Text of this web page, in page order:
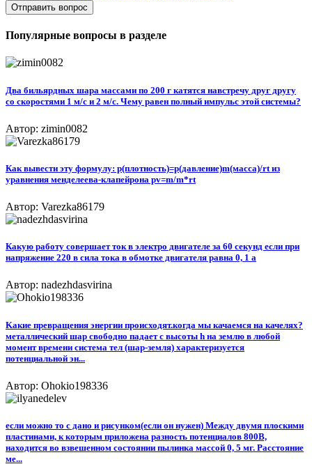
Отправить вопрос
Популярные вопросы в разделе
Два бильярдных шара массами по 200 г катятся навстречу друг другу
со скоростями 1 м/с и 2 м/с. Чему равен полный импульс этой системы?
Автор: zimin0082
Как вывести эту формулу: р(плотность)=p(давление)m(масса)/rt из
уравнения менделеева-клапейрона pv=m/m*rt
Автор: Varezka86179
Какую работу совершает ток в электро двигателе за 60 секунд если при
напряжение 220 в сила тока в обмотке двигателя равна 0, 1 а
Автор: nadezhdasvirina
Kaкие превращения энергии происходят.когда мы качаемся на качелях?
металлический шар свободно падает с высоты h на землю в любой
момент времени система тел (шар-земля) характеризуется
потенциальной эн...
Автор: Ohokio198336
если можно то с дано и рисунком(если он нужен) Между двумя плоскими
пластинами, к которым приложена разность потенциалов 800В,
находится во взвешенном состоянии пылинка массой 0, 5 мг. Расстояние
ме...